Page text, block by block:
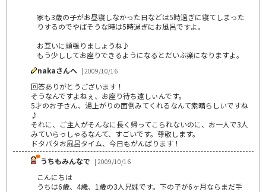
家も3歳の子がお昼寝しなかった日などは5時過ぎに寝てしまった
りするのでやばそうな時は5時過ぎにお風呂ですよ。
お互いに頑張りましょうね♪
もう少ししてお座りできるようになるとだいぶ楽になりますよ。
nakaさんへ | 2009/10/16
回答ありがとうございます！
そうなんですよねぇ、お座り待ち遠しぃんです。
5才のお子さん、湯上がりの面倒みてくれるなんて素晴らしいですね
♪
それに、ご主人がそんなに長く帰ってこられないのに、お一人で3人
みていらっしゃるなんて、すごいです。尊敬します。
ドタバタお風呂タイム、今日もがんばります！
うちもみんなで | 2009/10/16
こんにちは
うちは6歳、4歳、1歳の3人兄妹です。下の子が6ヶ月ならまだ手